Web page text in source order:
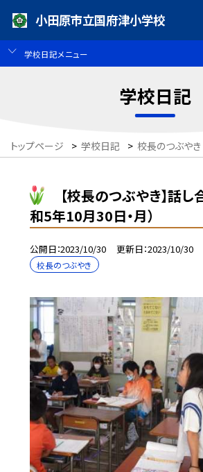
小田原市立国府津小学校
学校日記メニュー
学校日記
トップページ > 学校日記 > 校長のつぶやき
【校長のつぶやき】話し
和5年10月30日・月）
公開日 2023/10/30 更新日 2023/10/30
校長のつぶやき